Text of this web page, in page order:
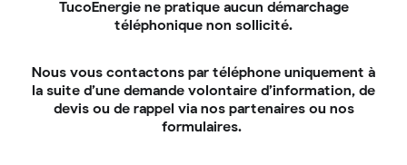
individuelle.
Pour être sûr d’en avoir pour votre argent, vérifiez
afférentes sont intéressantes, plus les équipements
sont qualitatifs et fiables. Pour aller plus loin, lisez
aussi :les garanties des panneaux solaires
comprendre : ce qu’elles couvrent réellement.
TucoEnergie ne pratique aucun démarchage
téléphonique non sollicité.
Nous vous contactons par téléphone uniquement à
la suite d’une demande volontaire d’information, de
devis ou de rappel via nos partenaires ou nos
formulaires.